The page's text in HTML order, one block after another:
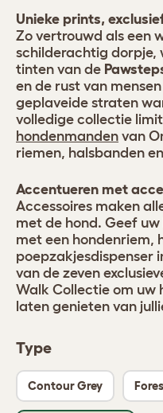
Type
Contour Grey
Unieke prints,
Zo vertrouwd als een
schilderachtig dorpje,
tinten van de
en de rust van
geplaveide straten
volledige collectie
hondenmanden van
riemen, halsbanden
Accentueren met
Accessoires maken
met de hond. Geef uw
met een hondenriem,
poepzakjesdispenser
van de zeven
Walk Collectie om uw
laten genieten van